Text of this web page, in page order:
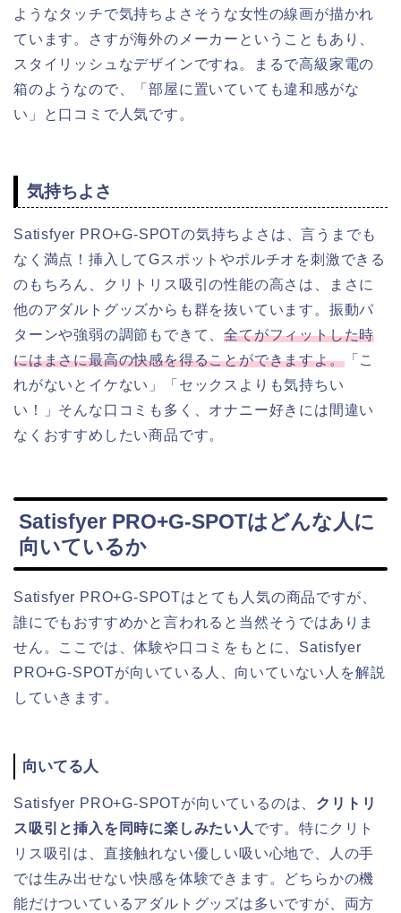
ようなタッチで気持ちよさそうな女性の線画が描かれ
ています。さすが海外のメーカーということもあり、
スタイリッシュなデザインですね。まるで高級家電の
箱のようなので、「部屋に置いていても違和感がな
い」と口コミで人気です。
気持ちよさ
Satisfyer PRO+G-SPOTの気持ちよさは、言うまでも
なく満点！挿入してGスポットやポルチオを刺激できる
のもちろん、クリトリス吸引の性能の高さは、まさに
他のアダルトグッズからも群を抜いています。振動パ
ターンや強弱の調節もできて、全てがフィットした時
にはまさに最高の快感を得ることができますよ。「こ
れがないとイケない」「セックスよりも気持ちい
い！」そんな口コミも多く、オナニー好きには間違い
なくおすすめしたい商品です。
Satisfyer PRO+G-SPOTはどんな人に
向いているか
Satisfyer PRO+G-SPOTはとても人気の商品ですが、
誰にでもおすすめかと言われると当然そうではありま
せん。ここでは、体験や口コミをもとに、Satisfyer
PRO+G-SPOTが向いている人、向いていない人を解説
していきます。
向いてる人
Satisfyer PRO+G-SPOTが向いているのは、 クリトリ
ス吸引と挿入を同時に楽しみたい人 です。特にクリト
リス吸引は、直接触れない優しい吸い心地で、人の手
では生み出せない快感を体験できます。どちらかの機
能だけついているアダルトグッズは多いですが、両方